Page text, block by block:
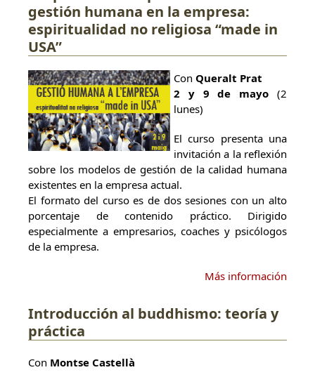
gestión humana en la empresa:
espiritualidad no religiosa “made in
USA”
Con Queralt Prat
2 y 9 de mayo (2
lunes)
El curso presenta una
invitación a la reflexión
sobre los modelos de gestión de la calidad humana
existentes en la empresa actual.
El formato del curso es de dos sesiones con un alto
porcentaje de contenido práctico. Dirigido
especialmente a empresarios, coaches y psicólogos
de la empresa.
Más información
Introducción al buddhismo: teoría y
práctica
Con Montse Castellà